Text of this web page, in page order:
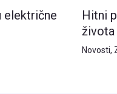
električne
Hitni
života
Novosti,